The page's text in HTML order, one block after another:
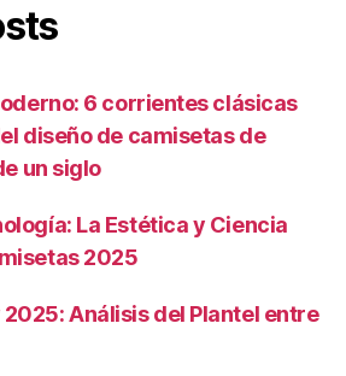
6 corrientes clásicas
diseño de camisetas de
un siglo
La Estética y Ciencia
2025
Análisis del Plantel entre